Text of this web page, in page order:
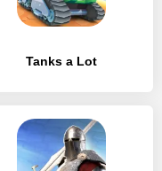
Tanks a Lot